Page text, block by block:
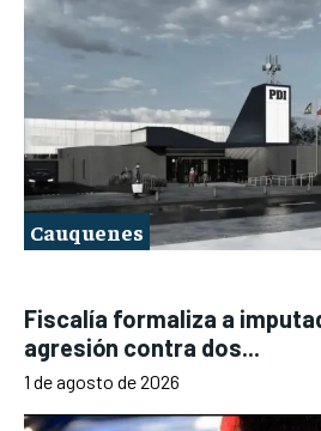
Cauquenes
Fiscalía formaliza a
agresión contra dos...
1 de agosto de 2026